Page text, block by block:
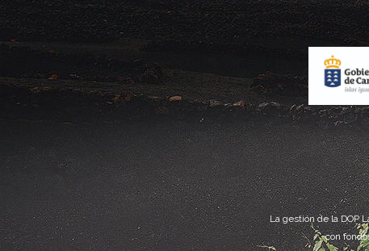
La gestión de la DOP
con